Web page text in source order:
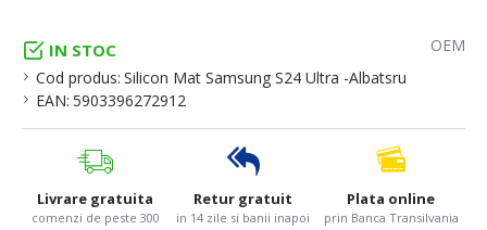
IN STOC
Cod produs: Silicon Mat Samsung S24 Ultra -Albatsru
EAN: 5903396272912
OEM
Livrare gratuita
comenzi de peste 300
Retur gratuit
in 14 zile si banii inapoi
Plata online
prin Banca Transilvania